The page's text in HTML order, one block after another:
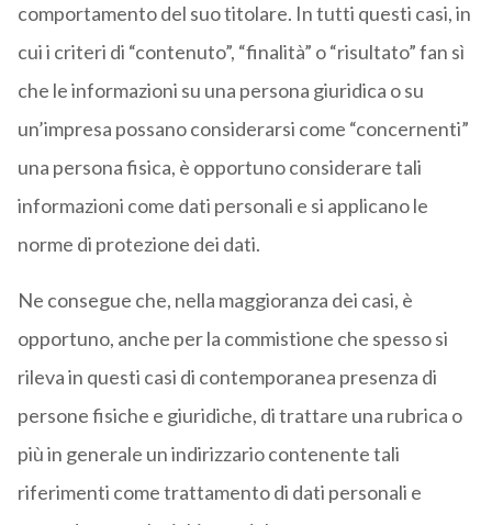
comportamento del suo titolare. In tutti questi casi, in
cui i criteri di “contenuto”, “finalità” o “risultato” fan sì
che le informazioni su una persona giuridica o su
un’impresa possano considerarsi come “concernenti”
una persona fisica, è opportuno considerare tali
informazioni come dati personali e si applicano le
norme di protezione dei dati.
Ne consegue che, nella maggioranza dei casi, è
opportuno, anche per la commistione che spesso si
rileva in questi casi di contemporanea presenza di
persone fisiche e giuridiche, di trattare una rubrica o
più in generale un indirizzario contenente tali
riferimenti come trattamento di dati personali e